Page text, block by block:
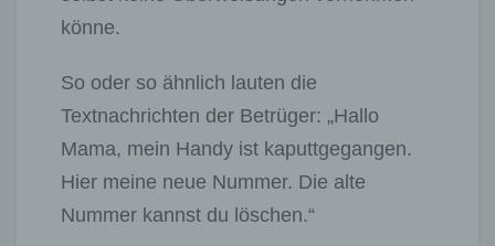
könne.
So oder so ähnlich lauten die
Textnachrichten der Betrüger: „Hallo
Mama, mein Handy ist kaputtgegangen.
Hier meine neue Nummer. Die alte
Nummer kannst du löschen.“